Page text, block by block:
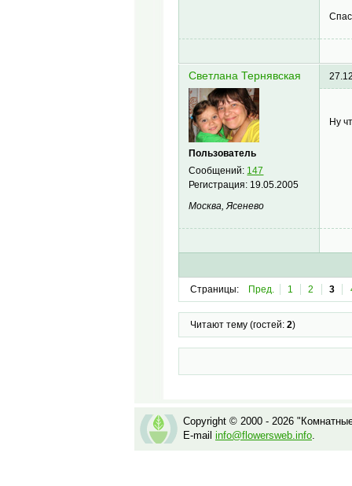
Светлана Тернявская
Пользователь
Сообщений: 147
Регистрация: 19.05.2005
Москва, Ясенево
Ну
Страницы: Пред. 1 2 3
Читают тему (гостей: 2)
Copyright © 2000 - 2026
E-mail info@flowersweb.info.